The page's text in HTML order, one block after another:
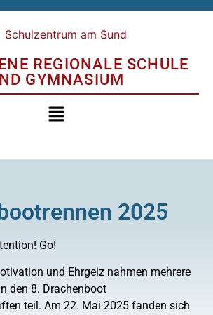
REGIONALE SCHULE
GYMNASIUM
2025
Go!
und Ehrgeiz nahmen mehrere
den 8. Drachenboot
teil. Am 22. Mai 2025 fanden sich